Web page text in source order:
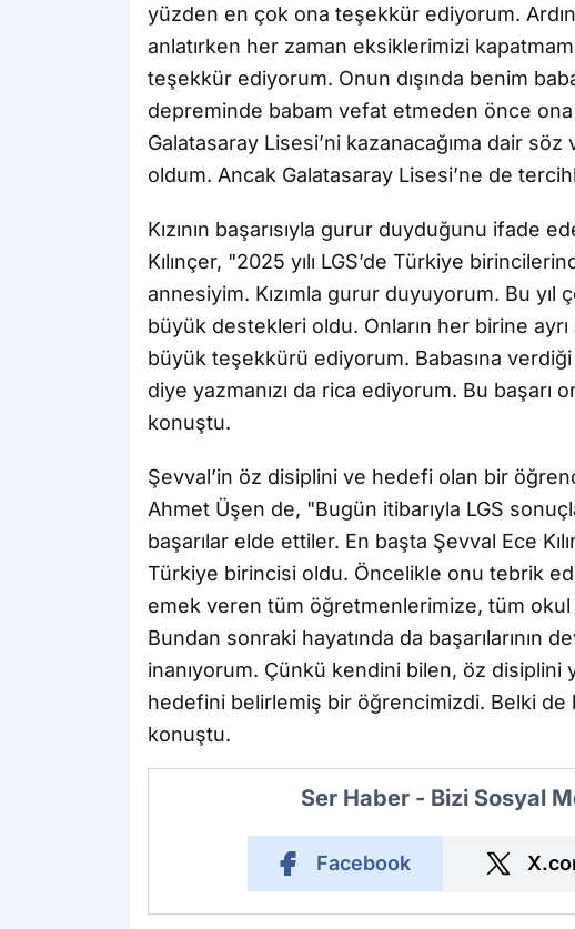
yüzden en çok ona teşekkür ediyorum.
anlatırken her zaman eksiklerimizi
teşekkür ediyorum. Onun dışında benim
depreminde babam vefat etmeden önce ona
Galatasaray Lisesi’ni kazanacağıma dair
oldum. Ancak Galatasaray Lisesi’ne de
Kızının başarısıyla gurur duyduğunu ifade
Kılınçer, "2025 yılı LGS’de Türkiye
annesiyim. Kızımla gurur duyuyorum. Bu yıl
büyük destekleri oldu. Onların her birine ayrı
büyük teşekkürü ediyorum. Babasına verdiği
diye yazmanızı da rica ediyorum. Bu başarı
konuştu.
Şevval’in öz disiplini ve hedefi olan bir
Ahmet Üşen de, "Bugün itibarıyla LGS
başarılar elde ettiler. En başta Şevval Ece
Türkiye birincisi oldu. Öncelikle onu tebrik
emek veren tüm öğretmenlerimize, tüm
Bundan sonraki hayatında da başarılarının
inanıyorum. Çünkü kendini bilen, öz disiplini
hedefini belirlemiş bir öğrencimizdi. Belki de
konuştu.
Ser Haber - Bizi Sosyal
Facebook